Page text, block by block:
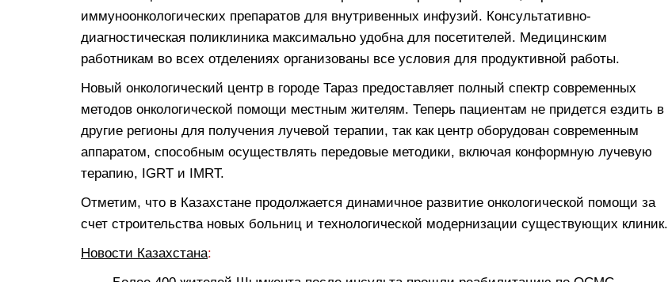
иммуноонкологических препаратов для внутривенных инфузий. Консультативно-
диагностическая поликлиника максимально удобна для посетителей. Медицинским
работникам во всех отделениях организованы все условия для продуктивной работы.
Новый онкологический центр в городе Тараз предоставляет полный спектр современных
методов онкологической помощи местным жителям. Теперь пациентам не придется ездить в
другие регионы для получения лучевой терапии, так как центр оборудован современным
аппаратом, способным осуществлять передовые методики, включая конформную лучевую
терапию, IGRT и IMRT.
Отметим, что в Казахстане продолжается динамичное развитие онкологической помощи за
счет строительства новых больниц и технологической модернизации существующих клиник.
Новости Казахстана: